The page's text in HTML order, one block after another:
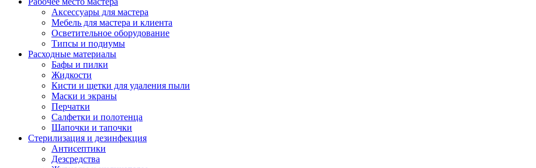
Аксессуары для мастера
Мебель для мастера и клиента
Осветительное оборудование
Типсы и подиумы
Расходные материалы
Бафы и пилки
Жидкости
Кисти и щетки для удаления пыли
Маски и экраны
Перчатки
Салфетки и полотенца
Шапочки и тапочки
Стерилизация и дезинфекция
Антисептики
Дезсредства